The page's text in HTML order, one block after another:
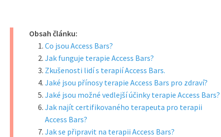
Obsah článku:
Co jsou Access Bars?
Jak funguje terapie Access Bars?
Zkušenosti lidí s terapií Access Bars.
Jaké jsou přínosy terapie Access Bars pro zdraví?
Jaké jsou možné vedlejší účinky terapie Access Bars?
Jak najít certifikovaného terapeuta pro terapii
Access Bars?
Jak se připravit na terapii Access Bars?